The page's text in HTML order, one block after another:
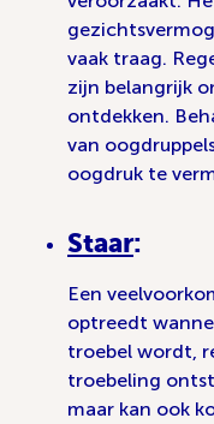
vaak traag.
zijn belangrijk
ontdekken.
van
oogdruk te
Staar:
Een
optreedt
troebel wordt,
troebeling
maar kan ook